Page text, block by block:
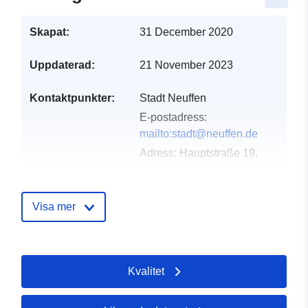
Skapat: 31 December 2020
Uppdaterad: 21 November 2023
Kontaktpunkter:
Stadt Neuffen
E-postadress:
mailto:stadt@neuffen.de
Adress: Hauptstraße 19,
Katalogregister: Läggs till i data.europa.eu: 21
February 2026
Uppdaterad på data.europa.eu:
Visa mer
Kvalitet